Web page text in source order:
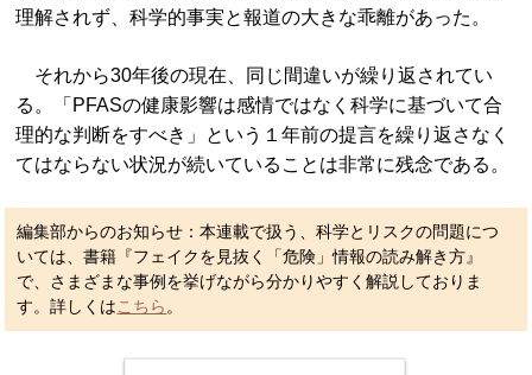
理解されず、科学的事実と報道の大きな乖離があった。
それから30年後の現在、同じ間違いが繰り返されてい
る。「PFASの健康影響は感情ではなく科学に基づいて合
理的な判断をすべき」という１年前の提言を繰り返さなく
てはならない状況が続いていることは非常に残念である。
編集部からのお知らせ：本連載で扱う、科学とリスクの問題につ
いては、書籍『フェイクを見抜く「危険」情報の読み解き方』
で、さまざまな事例を挙げながら分かりやすく解説しておりま
す。詳しくはこちら 。